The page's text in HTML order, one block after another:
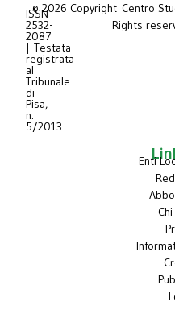
ISSN
2532-
2087
| Testata
registrata
al
Tribunale
di
Pisa,
n.
5/2013
© 2026 Copyright Centro
Rights
Enti